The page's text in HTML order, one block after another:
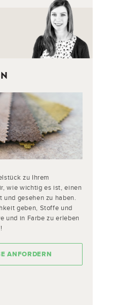
zu Ihrem
wie wichtig es ist, einen
gesehen zu haben.
geben, Stoffe und
und in Farbe zu erleben
ANFORDERN